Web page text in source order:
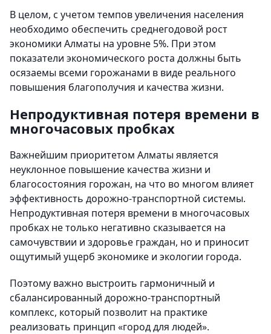
В целом, с учетом темпов увеличения населения
необходимо обеспечить среднегодовой рост
экономики Алматы на уровне 5%. При этом
показатели экономического роста должны быть
осязаемы всеми горожанами в виде реального
повышения благополучия и качества жизни.
Непродуктивная потеря времени в
многочасовых пробках
Важнейшим приоритетом Алматы является
неуклонное повышение качества жизни и
благосостояния горожан, на что во многом влияет
эффективность дорожно-транспортной системы.
Непродуктивная потеря времени в многочасовых
пробках не только негативно сказывается на
самочувствии и здоровье граждан, но и приносит
ощутимый ущерб экономике и экологии города.
Поэтому важно выстроить гармоничный и
сбалансированный дорожно-транспортный
комплекс, который позволит на практике
реализовать принцип «город для людей».